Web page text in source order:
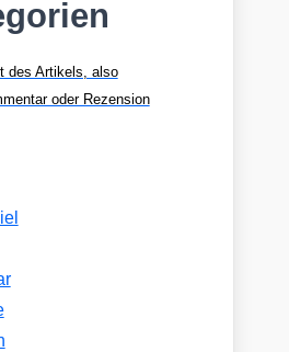
des Artikels, also
oder Rezension